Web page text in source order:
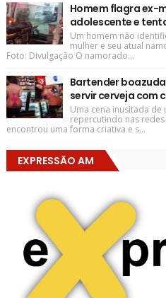
Homem flagra ex-
adolescente e
Um homem não
mulher e seu atual
Foto: Divulgação O namorado...
Bartender
servir cerveja com
Uma cena inusitada
repercutindo nas
encontrou uma forma criativa e s...
EXPRESSÃO AM